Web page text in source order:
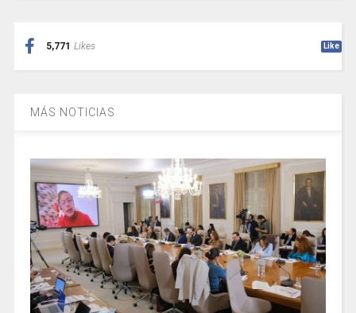
5,771 Likes Like
MÁS NOTICIAS